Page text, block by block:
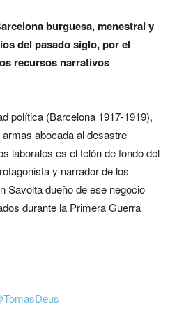
burguesa, menestral y
del pasado siglo, por el
recursos narrativos
política (Barcelona 1917-1919),
abocada al desastre
laborales es el telón de fondo del
y narrador de los
Savolta dueño de ese negocio
durante la Primera Guerra